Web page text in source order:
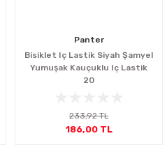
Panter
Bisiklet Iç Lastik Siyah Şamyel
Yumuşak Kauçuklu Iç Lastik
20
233,92 TL
186,00 TL